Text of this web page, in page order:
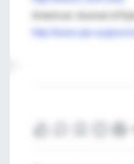
American Journal of
http://